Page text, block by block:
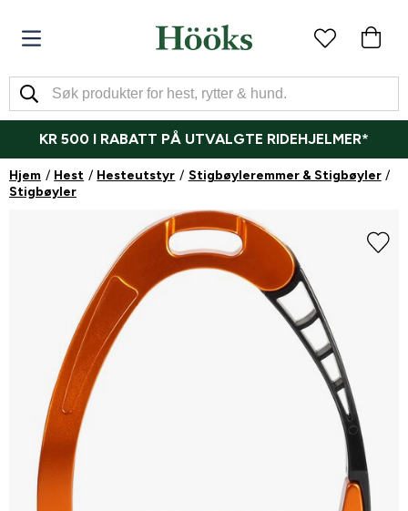
KR 500 I RABATT PÅ UTVALGTE RIDEHJELMER*
Hjem Hest Hesteutstyr
Stigbøyleremmer & Stigbøyler
Stigbøyler